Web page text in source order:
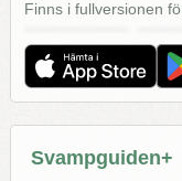
Finns i fullversionen
Svampguiden+